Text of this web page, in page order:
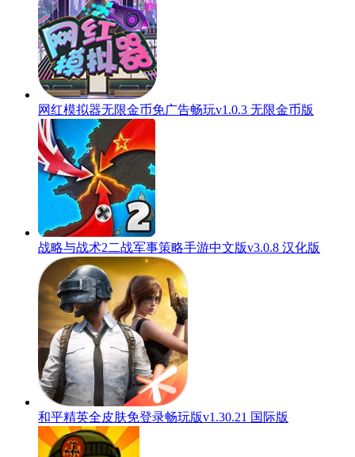
网红模拟器无限金币免广告畅玩v1.0.3 无限金币版
战略与战术2二战军事策略手游中文版v3.0.8 汉化版
和平精英全皮肤免登录畅玩版v1.30.21 国际版